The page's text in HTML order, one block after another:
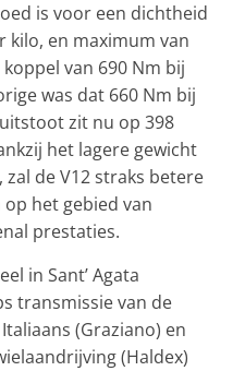
is voor een dichtheid
kilo, en maximum van
van 690 Nm bij
was dat 660 Nm bij
zit nu op 398
het lagere gewicht
de V12 straks betere
het gebied van
prestaties.
in Sant’ Agata
transmissie van de
(Graziano) en
(Haldex)